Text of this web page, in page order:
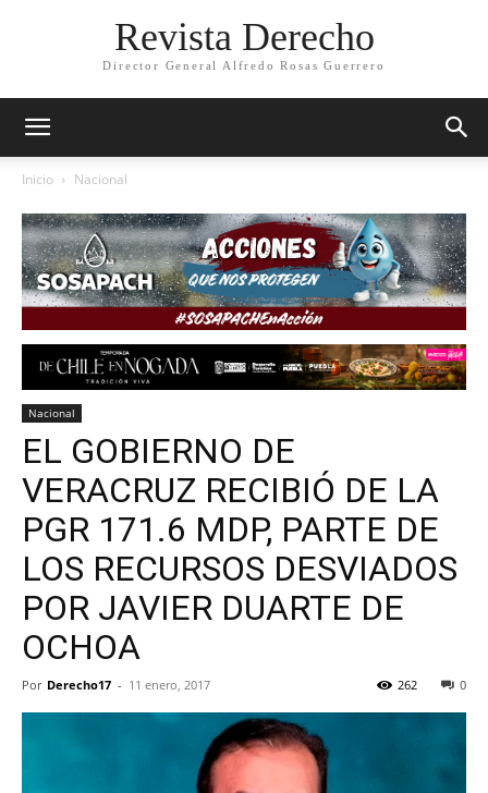
Revista Derecho
Director General Alfredo Rosas Guerrero
Inicio Nacional
Nacional
EL GOBIERNO DE
VERACRUZ RECIBIÓ DE LA
PGR 171.6 MDP, PARTE DE
LOS RECURSOS DESVIADOS
POR JAVIER DUARTE DE
OCHOA
Por Derecho17 - 11 enero, 2017 0
262